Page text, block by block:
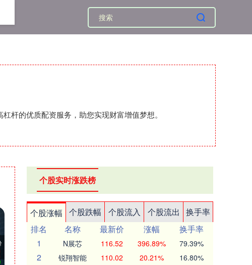
杆的优质配资服务，助您实现财富增值梦想。
个股实时涨跌榜
个股涨幅 个股跌幅 个股流入 个股流出
换手率
排名
名称 最新价 涨幅
换手率
1
N展芯 116.52 396.89% 79.39%
2 锐翔智能 110.02 20.21% 16.80%